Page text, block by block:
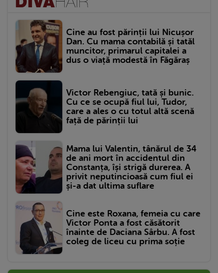
Cine au fost părinții lui Nicușor
Dan. Cu mama contabilă și tatăl
muncitor, primarul capitalei a
dus o viață modestă în Făgăraș
Victor Rebengiuc, tată și bunic.
Cu ce se ocupă fiul lui, Tudor,
care a ales o cu totul altă scenă
față de părinții lui
Mama lui Valentin, tânărul de 34
de ani mort în accidentul din
Constanța, își strigă durerea. A
privit neputincioasă cum fiul ei
și-a dat ultima suflare
Cine este Roxana, femeia cu care
Victor Ponta a fost căsătorit
înainte de Daciana Sârbu. A fost
coleg de liceu cu prima soție